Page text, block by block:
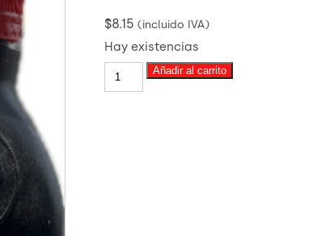
$8.15 (incluido IVA)
Hay existencias
ACEITE
AMALIE
Añadir al carrito